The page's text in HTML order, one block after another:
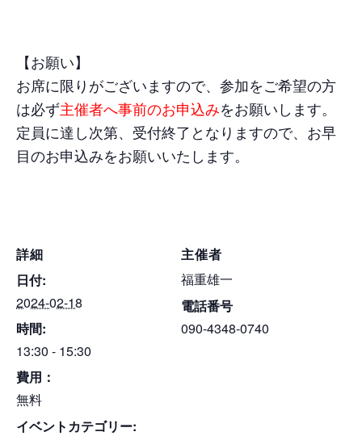
【お願い】
お席に限りがございますので、参加をご希望の方
は必ず主催者へ事前のお申込みをお願いします。
定員に達し次第、受付終了となりますので、お早
目のお申込みをお願いいたします。
詳細
日付:
2024-02-18
時間:
13:30 - 15:30
費用：
無料
イベントカテゴリー:
主催者
福重雄一
電話番号
090-4348-0740